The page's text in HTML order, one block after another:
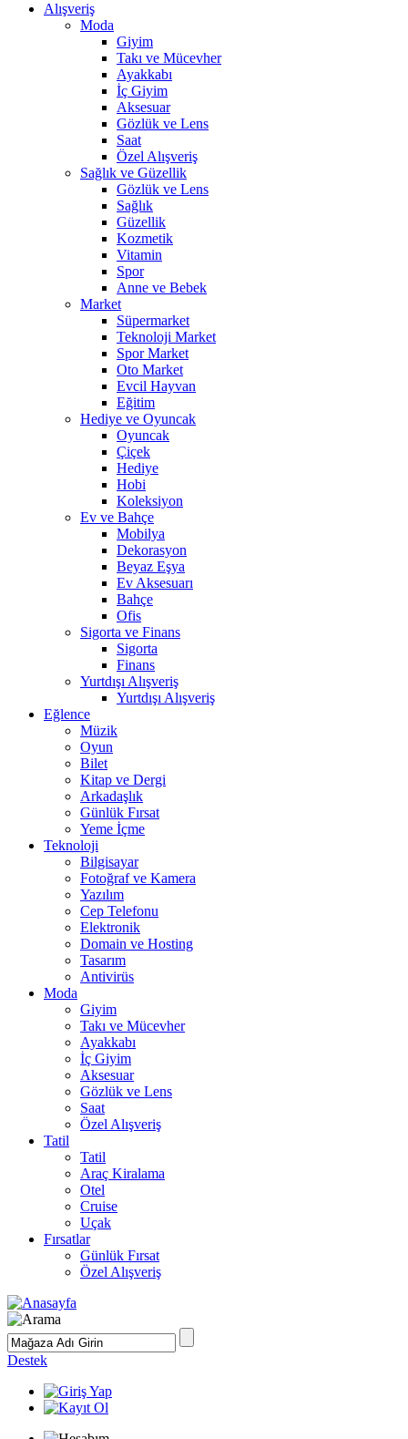
Alışveriş
Moda
Giyim
Takı ve Mücevher
Ayakkabı
İç Giyim
Aksesuar
Gözlük ve Lens
Saat
Özel Alışveriş
Sağlık ve Güzellik
Gözlük ve Lens
Sağlık
Güzellik
Kozmetik
Vitamin
Spor
Anne ve Bebek
Market
Süpermarket
Teknoloji Market
Spor Market
Oto Market
Evcil Hayvan
Eğitim
Hediye ve Oyuncak
Oyuncak
Çiçek
Hediye
Hobi
Koleksiyon
Ev ve Bahçe
Mobilya
Dekorasyon
Beyaz Eşya
Ev Aksesuarı
Bahçe
Ofis
Sigorta ve Finans
Sigorta
Finans
Yurtdışı Alışveriş
Yurtdışı Alışveriş
Eğlence
Müzik
Oyun
Bilet
Kitap ve Dergi
Arkadaşlık
Günlük Fırsat
Yeme İçme
Teknoloji
Bilgisayar
Fotoğraf ve Kamera
Yazılım
Cep Telefonu
Elektronik
Domain ve Hosting
Tasarım
Antivirüs
Moda
Giyim
Takı ve Mücevher
Ayakkabı
İç Giyim
Aksesuar
Gözlük ve Lens
Saat
Özel Alışveriş
Tatil
Tatil
Araç Kiralama
Otel
Cruise
Uçak
Fırsatlar
Günlük Fırsat
Özel Alışveriş
Destek